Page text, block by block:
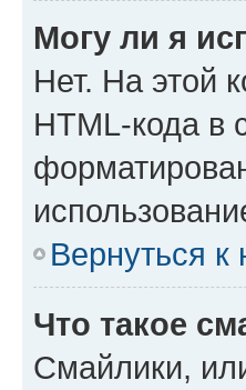
Могу ли я
Нет. На этой
HTML-кода в
Вернуться к
Что такое
Смайлики,